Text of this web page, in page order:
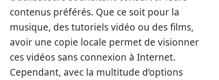
contenus préférés. Que ce soit pour la
musique, des tutoriels vidéo ou des films,
avoir une copie locale permet de visionner
ces vidéos sans connexion à Internet.
Cependant, avec la multitude d’options